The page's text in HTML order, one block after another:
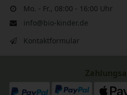
Mo. - Fr., 08:00 - 16:00 Uhr
info@bio-kinder.de
Kontaktformular